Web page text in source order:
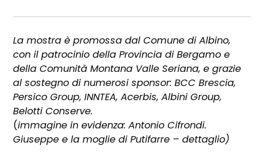
La mostra è promossa dal Comune di Albino,
con il patrocinio della Provincia di Bergamo e
della Comunità Montana Valle Seriana, e grazie
al sostegno di numerosi sponsor: BCC Brescia,
Persico Group, INNTEA, Acerbis, Albini Group,
Belotti Conserve.
(immagine in evidenza: Antonio Cifrondi.
Giuseppe e la moglie di Putifarre – dettaglio)